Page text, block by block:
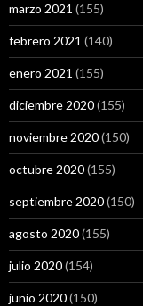
marzo 2021 (155)
febrero 2021 (140)
enero 2021 (155)
diciembre 2020(155)
noviembre 2020(150)
octubre 2020(155)
septiembre 2020(150)
agosto 2020(155)
julio 2020(154)
junio 2020(150)